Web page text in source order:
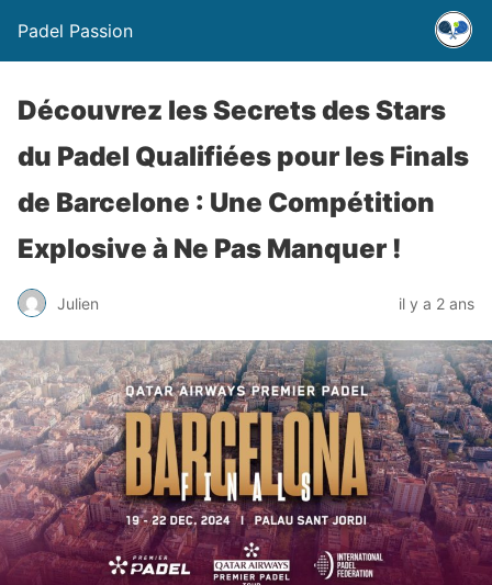
Padel Passion
Découvrez les Secrets des Stars
du Padel Qualifiées pour les Finals
de Barcelone : Une Compétition
Explosive à Ne Pas Manquer !
Julien il y a 2 ans